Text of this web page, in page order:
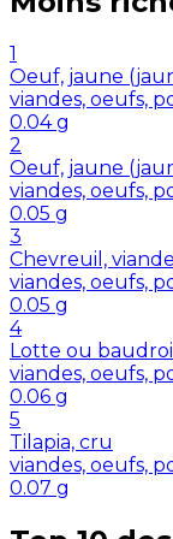
1
Oeuf, jaune
viandes, oeufs,
0.04 g
2
Oeuf, jaune
viandes, oeufs,
0.05 g
3
Chevreuil,
viandes, oeufs,
0.05 g
4
Lotte ou
viandes, oeufs,
0.06 g
5
Tilapia, cru
viandes, oeufs,
0.07 g